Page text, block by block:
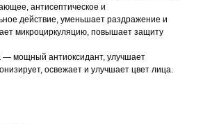
антисептическое и
действие, уменьшает раздражение и
микроциркуляцию, повышает защиту
— мощный антиоксидант, улучшает
освежает и улучшает цвет лица.